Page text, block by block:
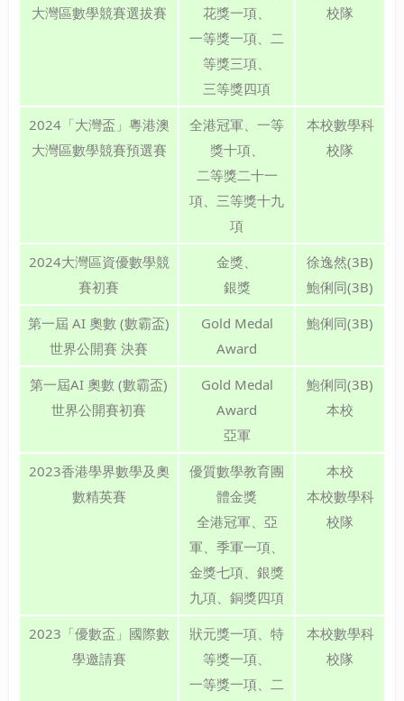
大灣區數學競賽選拔賽
花獎一項、
一等獎一項、二
等獎三項、
三等獎四項
校隊
2024「大灣盃」粵港澳
大灣區數學競賽預選賽
全港冠軍、一等
獎十項、
二等獎二十一
項、三等獎十九
項
本校數學科
校隊
2024大灣區資優數學競
賽初賽
金獎、
銀獎
徐逸然(3B)
鮑俐同(3B)
第一屆 AI 奧數 (數霸盃)
世界公開賽 決賽
Gold Medal
Award
鮑俐同(3B)
第一屆AI 奧數 (數霸盃)
世界公開賽初賽
Gold Medal
Award
亞軍
鮑俐同(3B)
本校
2023香港學界數學及奧
數精英賽
優質數學教育團
體金獎
全港冠軍、亞
軍、季軍一項、
金獎七項、銀獎
九項、銅獎四項
本校
本校數學科
校隊
2023「優數盃」國際數
學邀請賽
狀元獎一項、特
等獎一項、
一等獎一項、二
本校數學科
校隊